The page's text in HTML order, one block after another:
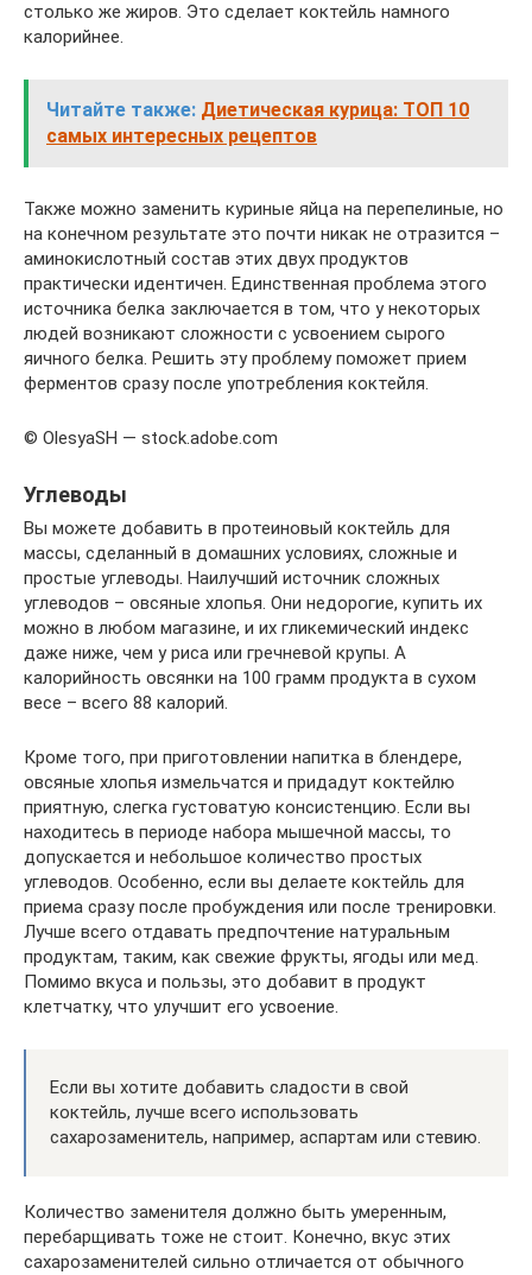
столько же жиров. Это сделает коктейль намного
калорийнее.
Читайте также: Диетическая курица: ТОП 10
самых интересных рецептов
Также можно заменить куриные яйца на перепелиные, но
на конечном результате это почти никак не отразится –
аминокислотный состав этих двух продуктов
практически идентичен. Единственная проблема этого
источника белка заключается в том, что у некоторых
людей возникают сложности с усвоением сырого
яичного белка. Решить эту проблему поможет прием
ферментов сразу после употребления коктейля.
© OlesyaSH — stock.adobe.com
Углеводы
Вы можете добавить в протеиновый коктейль для
массы, сделанный в домашних условиях, сложные и
простые углеводы. Наилучший источник сложных
углеводов – овсяные хлопья. Они недорогие, купить их
можно в любом магазине, и их гликемический индекс
даже ниже, чем у риса или гречневой крупы. А
калорийность овсянки на 100 грамм продукта в сухом
весе – всего 88 калорий.
Кроме того, при приготовлении напитка в блендере,
овсяные хлопья измельчатся и придадут коктейлю
приятную, слегка густоватую консистенцию. Если вы
находитесь в периоде набора мышечной массы, то
допускается и небольшое количество простых
углеводов. Особенно, если вы делаете коктейль для
приема сразу после пробуждения или после тренировки.
Лучше всего отдавать предпочтение натуральным
продуктам, таким, как свежие фрукты, ягоды или мед.
Помимо вкуса и пользы, это добавит в продукт
клетчатку, что улучшит его усвоение.
Если вы хотите добавить сладости в свой
коктейль, лучше всего использовать
сахарозаменитель, например, аспартам или стевию.
Количество заменителя должно быть умеренным,
перебарщивать тоже не стоит. Конечно, вкус этих
сахарозаменителей сильно отличается от обычного